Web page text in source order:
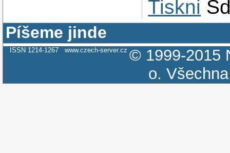
Tiskni
Píšeme jinde
ISSN 1214-1267 www.czech-server.cz © 1999-2015
o.